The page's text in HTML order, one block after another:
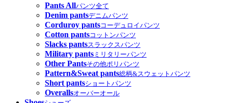
Pants Allパンツ全て
Denim pantsデニムパンツ
Corduroy pantsコーデュロイパンツ
Cotton pantsコットンパンツ
Slacks pantsスラックスパンツ
Military pants ミリタリーパンツ
Other Pantsその他ポリパンツ
Pattern&Sweat pants総柄&スウェットパンツ
Short pantsショートパンツ
Overallsオーバーオール